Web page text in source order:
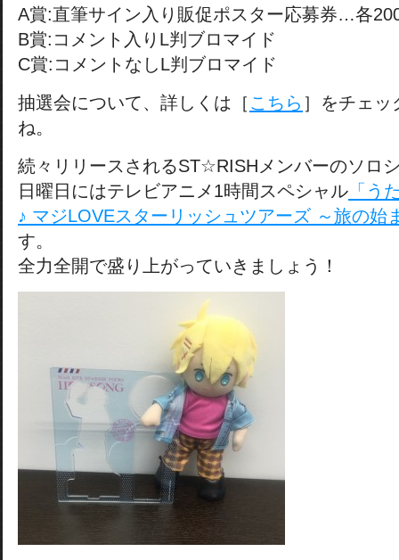
A賞:直筆サイン入り販促ポスター応募券…各
B賞:コメント入りL判ブロマイド
C賞:コメントなしL判ブロマイド
抽選会について、詳しくは［ こちら ］をチェッ
ね。
続々リリースされるST☆RISHメンバーのソロ
日曜日にはテレビアニメ1時間スペシャル 「う
♪ マジLOVEスターリッシュツアーズ ～旅の始
す。
全力全開で盛り上がっていきましょう！